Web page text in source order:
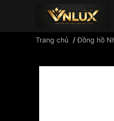
Trang chủ /Đồng hồ